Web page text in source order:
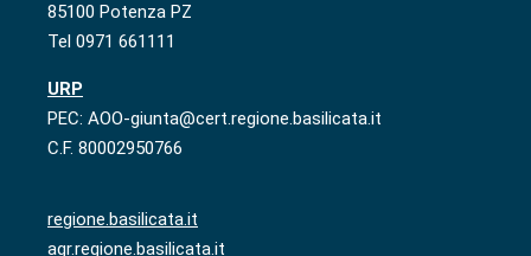
85100 Potenza PZ
Tel 0971 661111
URP
PEC: AOO-giunta@cert.regione.basilicata.it
C.F. 80002950766
regione.basilicata.it
agr.regione.basilicata.it